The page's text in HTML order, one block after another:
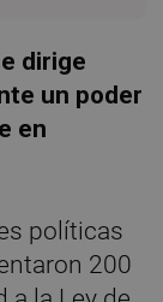
dirige
un poder
en
políticas
200